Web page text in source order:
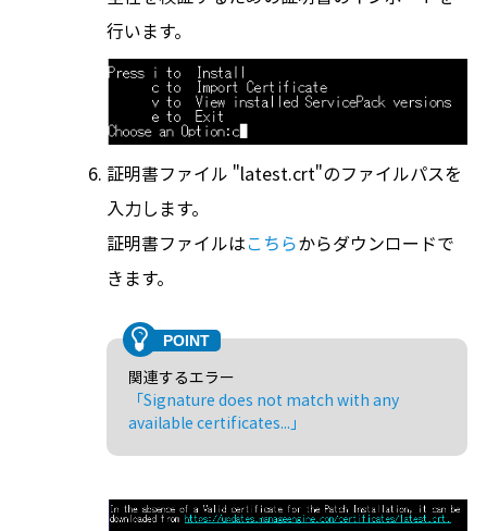
行います。
証明書ファイル "latest.crt"のファイルパスを
入力します。
証明書ファイルはこちらからダウンロードで
きます。
関連するエラー
「Signature does not match with any
available certificates...」